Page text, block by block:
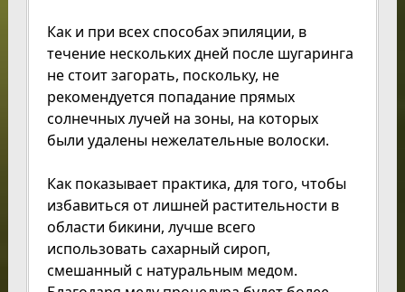
Как и при всех способах эпиляции, в
течение нескольких дней после шугаринга
не стоит загорать, поскольку, не
рекомендуется попадание прямых
солнечных лучей на зоны, на которых
были удалены нежелательные волоски.
Как показывает практика, для того, чтобы
избавиться от лишней растительности в
области бикини, лучше всего
использовать сахарный сироп,
смешанный с натуральным медом.